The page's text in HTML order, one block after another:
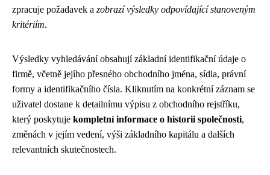
zpracuje požadavek a zobrazí výsledky odpovídající stanoveným
kritériím.
Výsledky vyhledávání obsahují základní identifikační údaje o
firmě, včetně jejího přesného obchodního jména, sídla, právní
formy a identifikačního čísla. Kliknutím na konkrétní záznam se
uživatel dostane k detailnímu výpisu z obchodního rejstříku,
který poskytuje kompletní informace o historii společnosti,
změnách v jejím vedení, výši základního kapitálu a dalších
relevantních skutečnostech.